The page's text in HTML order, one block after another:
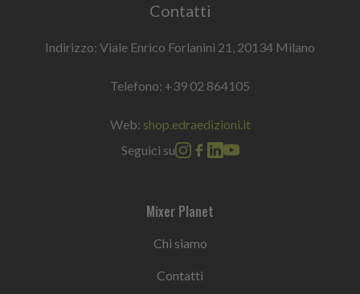
Contatti
Indirizzo: Viale Enrico Forlanini 21, 20134 Milano
Telefono: +39 02 864105
Web: shop.edraedizioni.it
Seguici su
Mixer Planet
Chi siamo
Contatti